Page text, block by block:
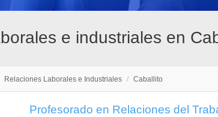
e industriales en
Relaciones Laborales e Industriales / Caballito
Profesorado en Relaciones del